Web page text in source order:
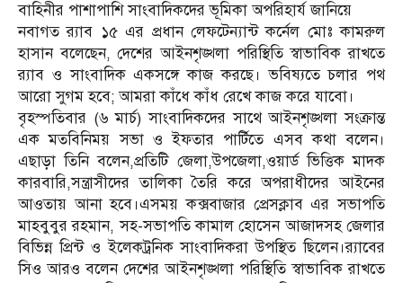
বাহিনীর পাশাপাশি সাংবাদিকদের ভূমিকা অপরিহার্য জানিয়ে
নবাগত র‍্যাব ১৫ এর প্রধান লেফটেন্যান্ট কর্নেল মোঃ কামরুল
হাসান বলেছেন, দেশের আইনশৃঙ্খলা পরিস্থিতি স্বাভাবিক রাখতে
র‌্যাব ও সাংবাদিক একসঙ্গে কাজ করছে। ভবিষ্যতে চলার পথ
আরো সুগম হবে; আমরা কাঁধে কাঁধ রেখে কাজ করে যাবো।
বৃহস্পতিবার (৬ মার্চ) সাংবাদিকদের সাথে আইনশৃঙ্খলা সংক্রান্ত
এক মতবিনিময় সভা ও ইফতার পার্টিতে এসব কথা বলেন।
এছাড়া তিনি বলেন,প্রতিটি জেলা,উপজেলা,ওয়ার্ড ভিত্তিক মাদক
কারবারি,সন্ত্রাসীদের তালিকা তৈরি করে অপরাধীদের আইনের
আওতায় আনা হবে।এসময় কক্সবাজার প্রেসক্লাব এর সভাপতি
মাহবুবুর রহমান, সহ-সভাপতি কামাল হোসেন আজাদসহ জেলার
বিভিন্ন প্রিন্ট ও ইলেকট্রনিক সাংবাদিকরা উপস্থিত ছিলেন।র‍্যাবের
সিও আরও বলেন দেশের আইনশৃঙ্খলা পরিস্থিতি স্বাভাবিক রাখতে